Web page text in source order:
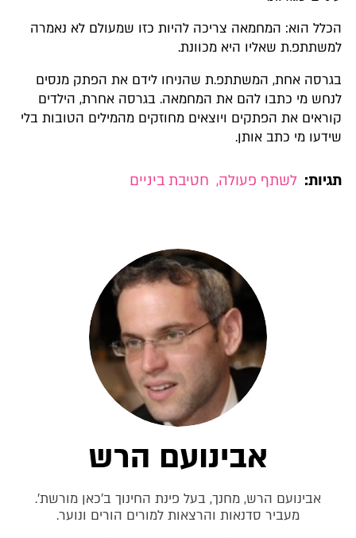
הכלל הוא: המחמאה צריכה להיות כזו שמעולם לא נאמרה
למשתתפ.ת שאליו היא מכוונת.
בגרסה אחת, המשתתפ.ת שהניחו לידם את הפתק מנסים
לנחש מי כתבו להם את המחמאה. בגרסה אחרת, הילדים
קוראים את הפתקים ויוצאים מחוזקים מהמילים הטובות בלי
שידעו מי כתב אותן.
תגיות: לשתף פעולה, חטיבת ביניים
אבינועם הרש
אבינועם הרש, מחנך, בעל פינת החינוך ב'כאן מורשת'.
מעביר סדנאות והרצאות למורים הורים ונוער.